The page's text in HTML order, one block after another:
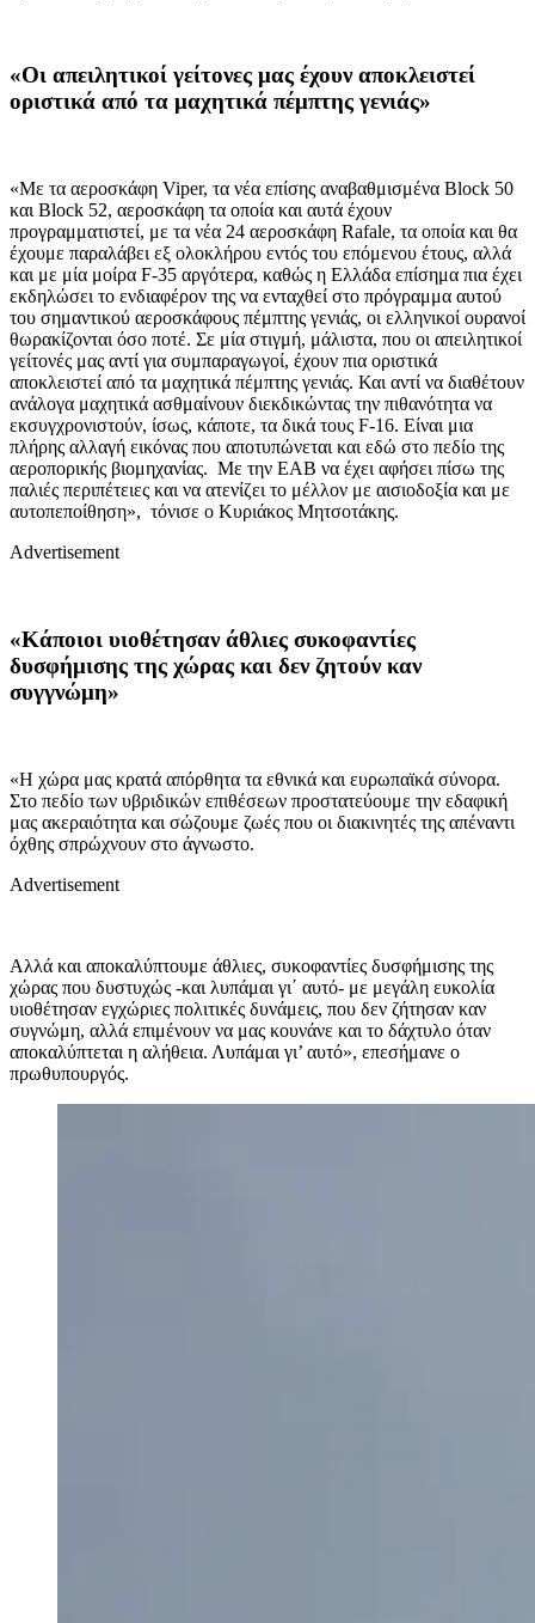
«Οι απειλητικοί γείτονες μας έχουν αποκλειστεί
οριστικά από τα μαχητικά πέμπτης γενιάς»
«Με τα αεροσκάφη Viper, τα νέα επίσης αναβαθμισμένα Block 50
και Block 52, αεροσκάφη τα οποία και αυτά έχουν
προγραμματιστεί, με τα νέα 24 αεροσκάφη Rafale, τα οποία και θα
έχουμε παραλάβει εξ ολοκλήρου εντός του επόμενου έτους, αλλά
και με μία μοίρα F-35 αργότερα, καθώς η Ελλάδα επίσημα πια έχει
εκδηλώσει το ενδιαφέρον της να ενταχθεί στο πρόγραμμα αυτού
του σημαντικού αεροσκάφους πέμπτης γενιάς, οι ελληνικοί ουρανοί
θωρακίζονται όσο ποτέ. Σε μία στιγμή, μάλιστα, που οι απειλητικοί
γείτονές μας αντί για συμπαραγωγοί, έχουν πια οριστικά
αποκλειστεί από τα μαχητικά πέμπτης γενιάς. Και αντί να διαθέτουν
ανάλογα μαχητικά ασθμαίνουν διεκδικώντας την πιθανότητα να
εκσυγχρονιστούν, ίσως, κάποτε, τα δικά τους F-16. Είναι μια
πλήρης αλλαγή εικόνας που αποτυπώνεται και εδώ στο πεδίο της
αεροπορικής βιομηχανίας. Με την ΕΑΒ να έχει αφήσει πίσω της
παλιές περιπέτειες και να ατενίζει το μέλλον με αισιοδοξία και με
αυτοπεποίθηση», τόνισε ο Κυριάκος Μητσοτάκης.
Advertisement
«Κάποιοι υιοθέτησαν άθλιες συκοφαντίες
δυσφήμισης της χώρας και δεν ζητούν καν
συγγνώμη»
«Η χώρα μας κρατά απόρθητα τα εθνικά και ευρωπαϊκά σύνορα.
Στο πεδίο των υβριδικών επιθέσεων προστατεύουμε την εδαφική
μας ακεραιότητα και σώζουμε ζωές που οι διακινητές της απέναντι
όχθης σπρώχνουν στο άγνωστο.
Advertisement
Αλλά και αποκαλύπτουμε άθλιες, συκοφαντίες δυσφήμισης της
χώρας που δυστυχώς -και λυπάμαι γι΄ αυτό- με μεγάλη ευκολία
υιοθέτησαν εγχώριες πολιτικές δυνάμεις, που δεν ζήτησαν καν
συγνώμη, αλλά επιμένουν να μας κουνάνε και το δάχτυλο όταν
αποκαλύπτεται η αλήθεια. Λυπάμαι γι’ αυτό», επεσήμανε ο
πρωθυπουργός.